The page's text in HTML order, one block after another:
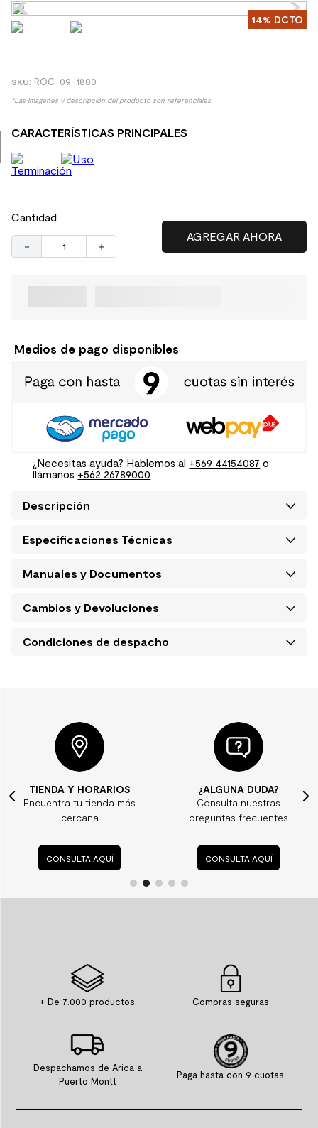
8. receptaculo
14% DCTO
: ROC-09-1800
*Las imágenes y descripción del producto son referenciales.
CARACTERÍSTICAS PRINCIPALES
Cantidad
＋
－
Medios de pago disponibles
¿Necesitas ayuda? Hablemos al +569 44154087 o
llámanos +562 26789000
Descripción
Especificaciones Técnicas
Manuales y Documentos
Cambios y Devoluciones
Condiciones de despacho
¿ALGUNA DUDA?
Consulta nuestras
preguntas frecuentes
CONSULTA AQUÍ
CONTÁCTANOS
Aquí te podemos
ayudar
CONTÁCTANOS AQUÍ
+ De 7.000 productos Compras seguras
Despachamos de Arica a
Puerto Montt
Paga hasta con 9 cuotas